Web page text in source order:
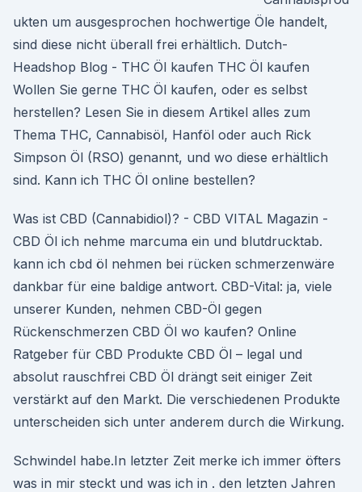
ukten um ausgesprochen hochwertige Öle handelt,
sind diese nicht überall frei erhältlich. Dutch-
Headshop Blog - THC Öl kaufen THC Öl kaufen
Wollen Sie gerne THC Öl kaufen, oder es selbst
herstellen? Lesen Sie in diesem Artikel alles zum
Thema THC, Cannabisöl, Hanföl oder auch Rick
Simpson Öl (RSO) genannt, und wo diese erhältlich
sind. Kann ich THC Öl online bestellen?
Was ist CBD (Cannabidiol)? - CBD VITAL Magazin -
CBD Öl ich nehme marcuma ein und blutdrucktab.
kann ich cbd öl nehmen bei rücken schmerzenwäre
dankbar für eine baldige antwort. CBD-Vital: ja, viele
unserer Kunden, nehmen CBD-Öl gegen
Rückenschmerzen CBD Öl wo kaufen? Online
Ratgeber für CBD Produkte CBD Öl – legal und
absolut rauschfrei CBD Öl drängt seit einiger Zeit
verstärkt auf den Markt. Die verschiedenen Produkte
unterscheiden sich unter anderem durch die Wirkung.
Schwindel habe.In letzter Zeit merke ich immer öfters
was in mir steckt und was ich in . den letzten Jahren